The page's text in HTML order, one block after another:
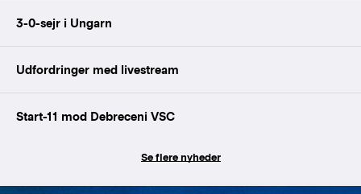
3-0-sejr i Ungarn
Udfordringer med livestream
Start-11 mod Debreceni VSC
Se flere nyheder